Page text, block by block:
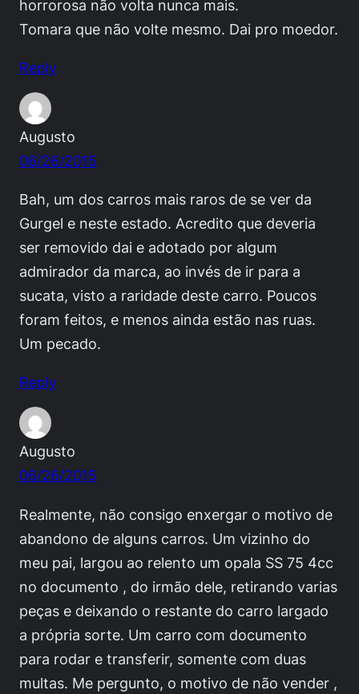
horrorosa não volta nunca mais.
Tomara que não volte mesmo. Dai pro moedor.
Reply
Augusto
06/26/2015
Bah, um dos carros mais raros de se ver da
Gurgel e neste estado. Acredito que deveria
ser removido dai e adotado por algum
admirador da marca, ao invés de ir para a
sucata, visto a raridade deste carro. Poucos
foram feitos, e menos ainda estão nas ruas.
Um pecado.
Reply
Augusto
06/26/2015
Realmente, não consigo enxergar o motivo de
abandono de alguns carros. Um vizinho do
meu pai, largou ao relento um opala SS 75 4cc
no documento , do irmão dele, retirando varias
peças e deixando o restante do carro largado
a própria sorte. Um carro com documento
para rodar e transferir, somente com duas
multas. Me pergunto, o motivo de não vender ,